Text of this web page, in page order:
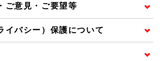
ご意見・ご要望等
イバシー）保護について